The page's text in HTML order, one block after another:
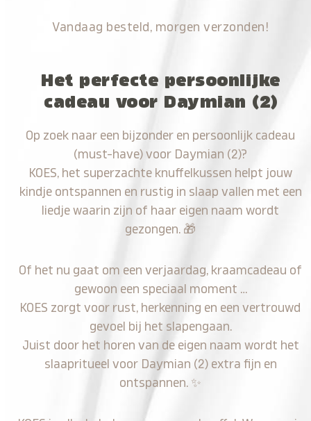
Vandaag besteld, morgen verzonden!
Het perfecte persoonlijke
cadeau voor Daymian (2)
Op zoek naar een bijzonder en persoonlijk cadeau
(must-have) voor Daymian (2)?
KOES, het superzachte knuffelkussen helpt jouw
kindje ontspannen en rustig in slaap vallen met een
liedje waarin zijn of haar eigen naam wordt
gezongen. 🎁
Of het nu gaat om een verjaardag, kraamcadeau of
gewoon een speciaal moment …
KOES zorgt voor rust, herkenning en een vertrouwd
gevoel bij het slapengaan.
Juist door het horen van de eigen naam wordt het
slaapritueel voor Daymian (2) extra fijn en
ontspannen. ✨